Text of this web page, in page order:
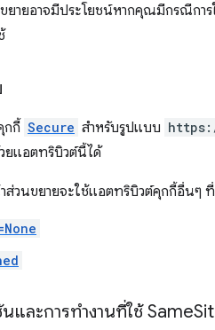
ยายอาจมีประโยชน์หากคุณมีกรณีกา
กกี้ Secure สำหรับรูปแบบ
ยแอตทริบิวต์นี้ได้
ส่วนขยายจะใช้แอตทริบิวต์คุกกี้อื่นๆ
และการทำงานที่ใช้ Same